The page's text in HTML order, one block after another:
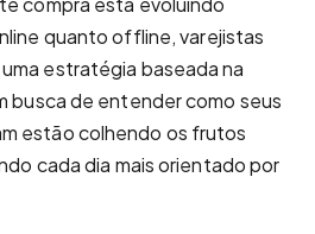
quanto offline, varejistas
estratégia baseada na
busca de entender como seus
estão colhendo os frutos
cada dia mais orientado por